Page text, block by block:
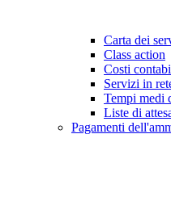
Carta dei
Class action
Costi
Servizi in
Tempi medi
Liste di
Pagamenti